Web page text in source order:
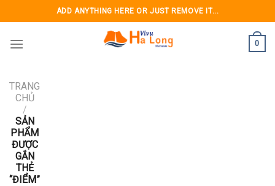
to
content
ADD ANYTHING HERE OR JUST REMOVE IT...
0
TRANG
CHỦ
/
SẢN
PHẨM
ĐƯỢC
GẮN
THẺ
“ĐIỂM”